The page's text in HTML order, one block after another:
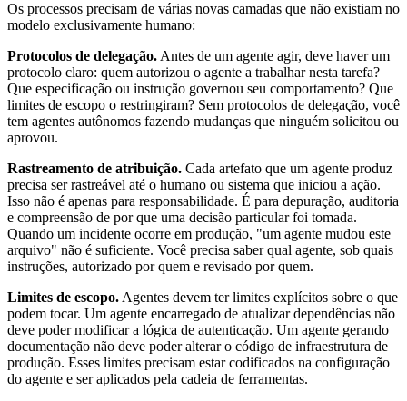
Os processos precisam de várias novas camadas que não existiam no
modelo exclusivamente humano:
Protocolos de delegação. Antes de um agente agir, deve haver um
protocolo claro: quem autorizou o agente a trabalhar nesta tarefa?
Que especificação ou instrução governou seu comportamento? Que
limites de escopo o restringiram? Sem protocolos de delegação, você
tem agentes autônomos fazendo mudanças que ninguém solicitou ou
aprovou.
Rastreamento de atribuição. Cada artefato que um agente produz
precisa ser rastreável até o humano ou sistema que iniciou a ação.
Isso não é apenas para responsabilidade. É para depuração, auditoria
e compreensão de por que uma decisão particular foi tomada.
Quando um incidente ocorre em produção, "um agente mudou este
arquivo" não é suficiente. Você precisa saber qual agente, sob quais
instruções, autorizado por quem e revisado por quem.
Limites de escopo. Agentes devem ter limites explícitos sobre o que
podem tocar. Um agente encarregado de atualizar dependências não
deve poder modificar a lógica de autenticação. Um agente gerando
documentação não deve poder alterar o código de infraestrutura de
produção. Esses limites precisam estar codificados na configuração
do agente e ser aplicados pela cadeia de ferramentas.